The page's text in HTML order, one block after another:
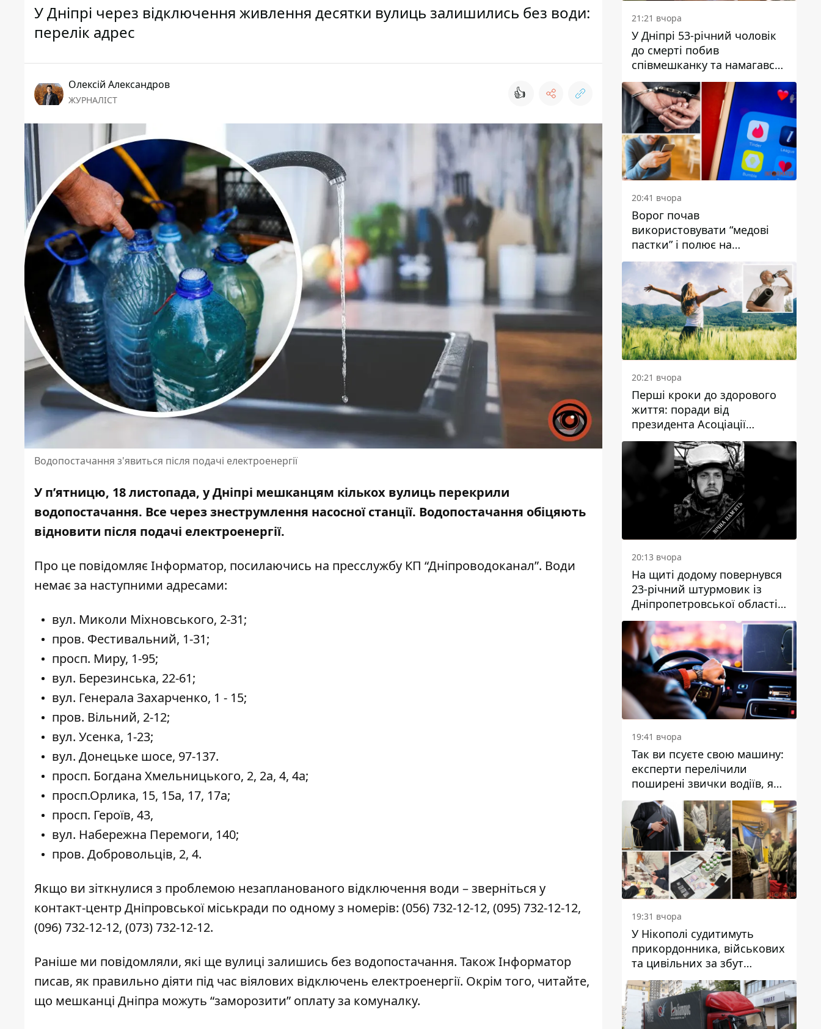
У Дніпрі через відключення живлення десятки вулиць залишились без води:
перелік адрес
Олексій Александров
ЖУРНАЛІСТ 👍
Водопостачання з'явиться після подачі електроенергії
У п’ятницю, 18 листопада, у Дніпрі мешканцям кількох вулиць перекрили
водопостачання. Все череззнеструмлення насосної станції. Водопостачання обіцяють
відновити після подачі електроенергії.
Про це повідомляє Інформатор, посилаючись на пресслужбу КП “Дніпроводоканал”. Води
немає за наступними адресами:
вул. Миколи Міхновського, 2-31;
пров. Фестивальний, 1-31;
просп. Миру, 1-95;
вул. Березинська, 22-61;
вул. Генерала Захарченко, 1 - 15;
пров. Вільний, 2-12;
вул. Усенка, 1-23;
вул. Донецьке шосе, 97-137.
просп. Богдана Хмельницького, 2, 2а, 4, 4а;
просп.Орлика, 15, 15а, 17, 17а;
просп. Героїв, 43,
вул. Набережна Перемоги, 140;
пров. Добровольців, 2, 4.
Якщо ви зіткнулися з проблемою незапланованого відключення води – зверніться у
контакт-центр Дніпровської міськради по одному з номерів: (056) 732-12-12, (095) 732-12-12,
(096) 732-12-12, (073) 732-12-12.
Раніше ми повідомляли, які ще вулиці залишись без водопостачання. Також Інформатор
писав, як правильно діяти під час віялових відключень електроенергії. Окрім того, читайте,
що мешканці Дніпра можуть “заморозити” оплату за комуналку.
21:21 вчора
У Дніпрі 53-річний чоловік
до смерті побив
співмешканку та намагався
приховати злочин: деталі
20:41 вчора
Ворог почав
використовувати “медові
пастки” і полює на
українських військових
20:21 вчора
Перші кроки до здорового
життя: поради від
президента Асоціації
дієтологів України
20:13 вчора
На щиті додому повернувся
23-річний штурмовик із
Дніпропетровської області
Богдан Бескровний
19:41 вчора
Так ви псуєте свою машину:
експерти перелічили
поширені звички водіїв, які
насправді шкодять
автомобілю
19:31 вчора
У Нікополі судитимуть
прикордонника, військових
та цивільних за збут
психотропів